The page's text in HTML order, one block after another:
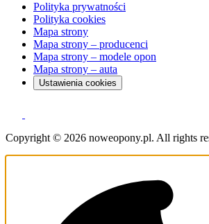
Polityka prywatności
Polityka cookies
Mapa strony
Mapa strony – producenci
Mapa strony – modele opon
Mapa strony – auta
Ustawienia cookies
Copyright © 2026 noweopony.pl. All rights